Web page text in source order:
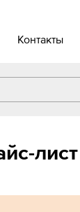
Контакты